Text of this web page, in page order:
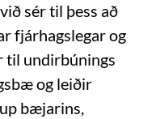
sér til þess að
fjárhagslegar og
til undirbúnings
og leiðir
bæjarins,